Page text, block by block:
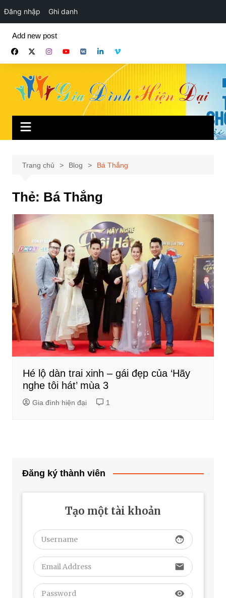
Đăng nhập Ghi danh
phần
Add new post
Trang chủ Blog Bá Thắng
Thẻ: Bá Thắng
Hé lộ dàn trai xinh – gái đẹp của ‘Hãy
nghe tôi hát’ mùa 3
Gia đình hiện đại 1
Đăng ký thành viên
Tạo một tài khoản
face
email
visibility